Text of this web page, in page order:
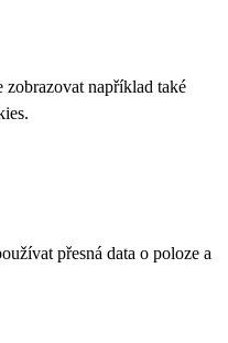
například také
.
přesná data o poloze a